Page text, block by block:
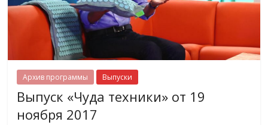
Архив программы Выпуски
Выпуск «Чуда техники» от 19
ноября 2017